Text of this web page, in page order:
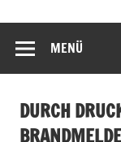
MENÜ
DURCH